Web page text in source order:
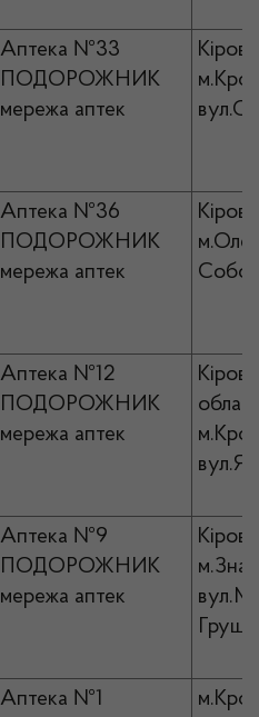
Аптека №33
ПОДОРОЖНИК
мережа аптек
Аптека №36
ПОДОРОЖНИК
мережа аптек
Аптека №12
ПОДОРОЖНИК
мережа аптек
Аптека №9
ПОДОРОЖНИК
мережа аптек
Аптека №1